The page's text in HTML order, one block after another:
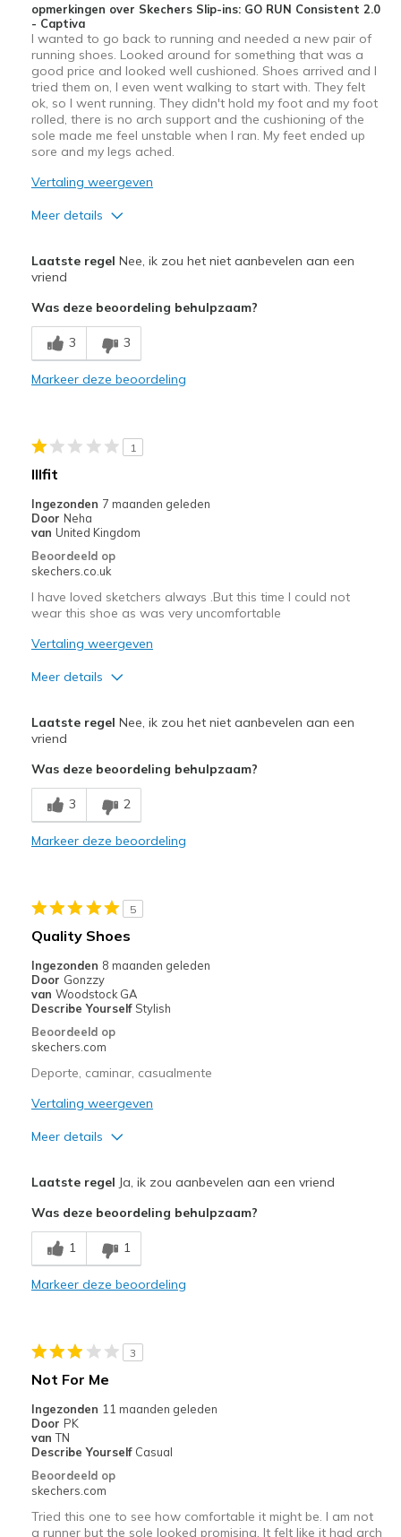
opmerkingen over Skechers Slip-ins: GO RUN Consistent 2.0
- Captiva
I wanted to go back to running and needed a new pair of
running shoes. Looked around for something that was a
good price and looked well cushioned. Shoes arrived and I
tried them on, I even went walking to start with. They felt
ok, so I went running. They didn't hold my foot and my foot
rolled, there is no arch support and the cushioning of the
sole made me feel unstable when I ran. My feet ended up
sore and my legs ached.
Vertaling weergeven
Meer details
Attractive Design
Width
Feels true to width
Sizing
Laatste regel Nee, ik zou het niet aanbevelen aan een
vriend
Was deze beoordeling behulpzaam?
3 3
Markeer deze beoordeling
1
Illfit
Ingezonden 7 maanden geleden
Door Neha
van United Kingdom
Beoordeeld op
skechers.co.uk
I have loved sketchers always .But this time I could not
wear this shoe as was very uncomfortable
Vertaling weergeven
Meer details
Sizing
Feels full size too small
Laatste regel Nee, ik zou het niet aanbevelen aan een
vriend
Was deze beoordeling behulpzaam?
3 2
Markeer deze beoordeling
5
Quality Shoes
Ingezonden 8 maanden geleden
Door Gonzzy
van Woodstock GA
Describe Yourself Stylish
Beoordeeld op
skechers.com
Deporte, caminar, casualmente
Vertaling weergeven
Meer details
Comfortable
Stylish
Going Out
Travel
Laatste regel Ja, ik zou aanbevelen aan een vriend
Was deze beoordeling behulpzaam?
1 1
Markeer deze beoordeling
3
Not For Me
Ingezonden 11 maanden geleden
Door PK
van TN
Describe Yourself Casual
Beoordeeld op
skechers.com
Tried this one to see how comfortable it might be. I am not
a runner but the sole looked promising. It felt like it had arch